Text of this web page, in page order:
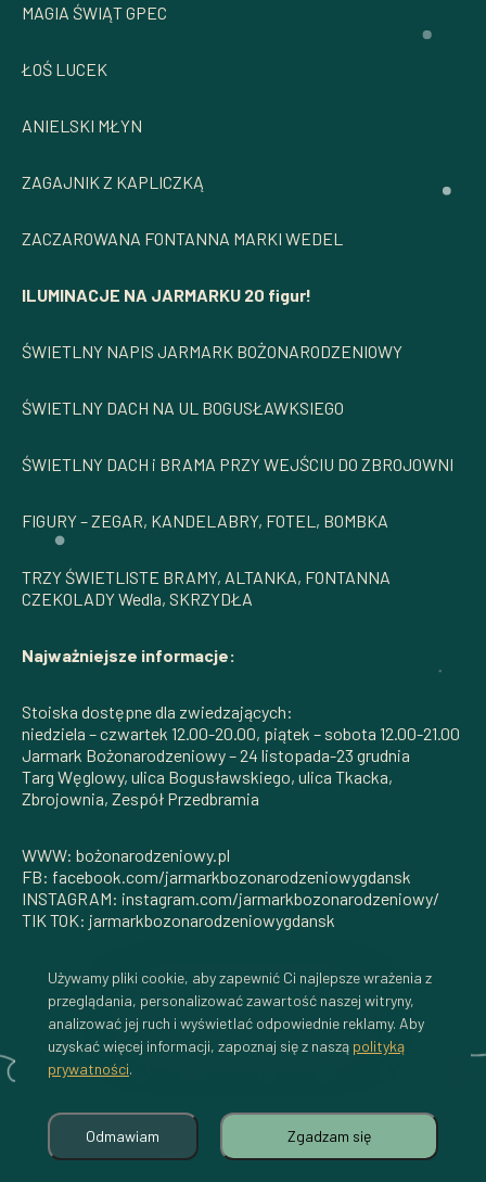
MAGIA ŚWIĄT GPEC
ŁOŚ LUCEK
ANIELSKI MŁYN
ZAGAJNIK Z KAPLICZKĄ
ZACZAROWANA FONTANNA MARKI WEDEL
ILUMINACJE NA JARMARKU 20 figur!
ŚWIETLNY NAPIS JARMARK BOŻONARODZENIOWY ​
ŚWIETLNY DACH NA UL BOGUSŁAWKSIEGO ​
ŚWIETLNY DACH i BRAMA PRZY WEJŚCIU DO ZBROJOWNI ​
FIGURY – ZEGAR, KANDELABRY, FOTEL, BOMBKA​
TRZY ŚWIETLISTE BRAMY, ALTANKA, FONTANNA
CZEKOLADY Wedla, SKRZYDŁA
Najważniejsze informacje:
Stoiska dostępne dla zwiedzających:
niedziela – czwartek 12.00-20.00, piątek – sobota 12.00-21.00
Jarmark Bożonarodzeniowy – 24 listopada-23 grudnia
Targ Węglowy, ulica Bogusławskiego, ulica Tkacka,
Zbrojownia, Zespół Przedbramia
WWW: bożonarodzeniowy.pl
FB: facebook.com/jarmarkbozonarodzeniowygdansk
INSTAGRAM: instagram.com/jarmarkbozonarodzeniowy/
TIK TOK: jarmarkbozonarodzeniowygdansk
Wróć na stronę główną
Mapa
Aktualności
Używamy pliki cookie, aby zapewnić Ci najlepsze wrażenia z
przeglądania, personalizować zawartość naszej witryny,
analizować jej ruch i wyświetlać odpowiednie reklamy. Aby
uzyskać więcej informacji, zapoznaj się z naszą polityką
prywatności.
Zgadzam się
Odmawiam